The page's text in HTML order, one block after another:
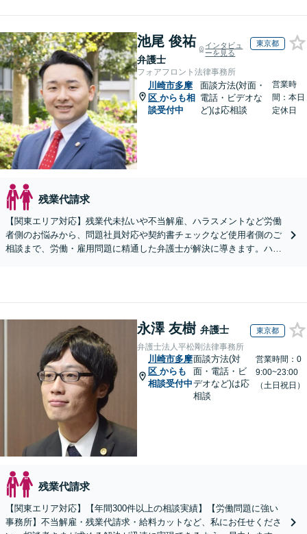
池尾 俊祐
弁護士
インタビュ
ーを見る
東京都
フォアフロント法律事務所
川崎市多摩
区 からも相
談受付中
面談方法(対面・
電話・ビデオな
ど)は応相談
営業時
間：本日
定休日
残業代請求
【関東エリア対応】残業代未払いや不当解雇、ハラスメントなど労働
者側のお悩みから、問題社員対応や契約書チェックなど使用者側のご
相談まで、労働・雇用問題に精通した弁護士が解決に導きます。ハラ
永澤 友樹 弁護士 東京都
弁護士法人平松剛法律事務所
川崎市多摩
区 からも
相談受付中
面談方法(対
面・電話・ビ
デオなど)は応
相談
営業時間：0
9:00~23:00
（土日祝日）
残業代請求
【関東エリア対応】【年間300件以上の相談実績】【労働問題に強い
事務所】不当解雇・残業代請求・給料カットなど、私にお任せくださ